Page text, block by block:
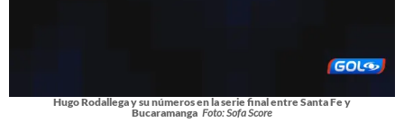
Hugo Rodallega y su números en la serie final entre Santa Fe y
Bucaramanga Foto: Sofa Score